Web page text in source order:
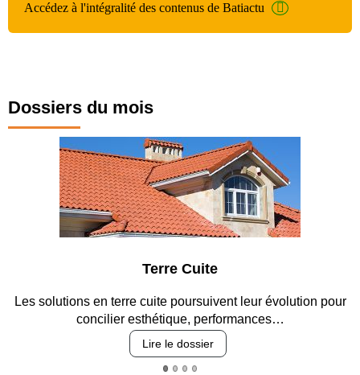
Accédez à l'intégralité des contenus de Batiactu
Dossiers du mois
Terre Cuite
Les solutions en terre cuite poursuivent leur évolution pour
concilier esthétique, performances…
Lire le dossier